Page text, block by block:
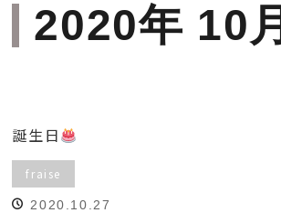
2020年 10月
誕生日
fraise
2020.10.27